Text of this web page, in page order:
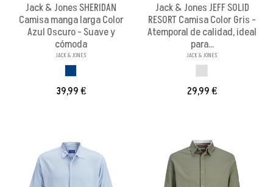
Jack & Jones SHERIDAN
Camisa manga larga Color
Azul Oscuro - Suave y
cómoda
JACK & JONES
39,99 €
Jack & Jones JEFF SOLID
RESORT Camisa Color Gris -
Atemporal de calidad, ideal
para...
JACK & JONES
29,99 €